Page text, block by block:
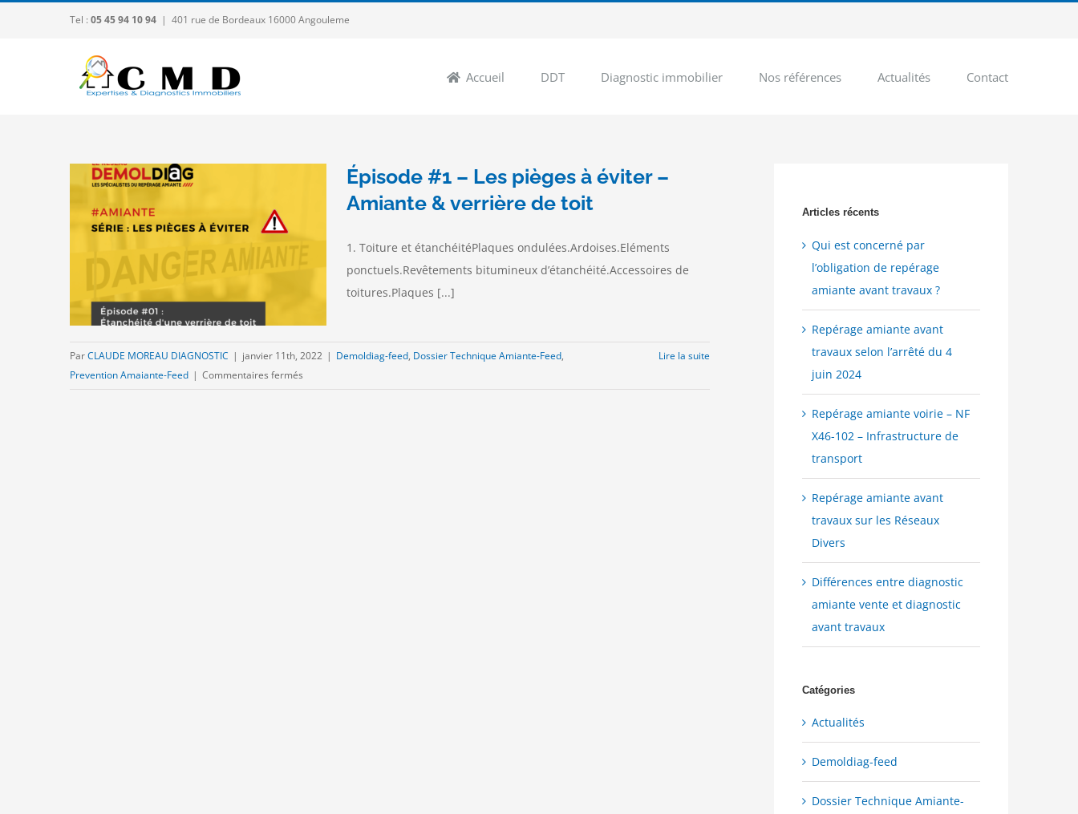
Tel : 05 45 94 10 94 | 401 rue de Bordeaux 16000 Angouleme
Accueil DDT Diagnostic immobilier Nos références Actualités Contact
Épisode #1 – Les pièges à éviter –
Amiante & verrière de toit
1. Toiture et étanchéitéPlaques ondulées.Ardoises.Eléments
ponctuels.Revêtements bitumineux d’étanchéité.Accessoires de
toitures.Plaques [...]
ParCLAUDE MOREAU DIAGNOSTIC | janvier 11th, 2022 | Demoldiag-feed, Dossier Technique Amiante-Feed,
Prevention Amaiante-Feed | Commentaires fermés
Lire la suite
Articles récents
Qui est concerné par
l’obligation de repérage
amiante avant travaux ?
Repérage amiante avant
travaux selon l’arrêté du 4
juin 2024
Repérage amiante voirie – NF
X46-102 – Infrastructure de
transport
Repérage amiante avant
travaux sur les Réseaux
Divers
Différences entre diagnostic
amiante vente et diagnostic
avant travaux
Catégories
Actualités
Demoldiag-feed
Dossier Technique Amiante-